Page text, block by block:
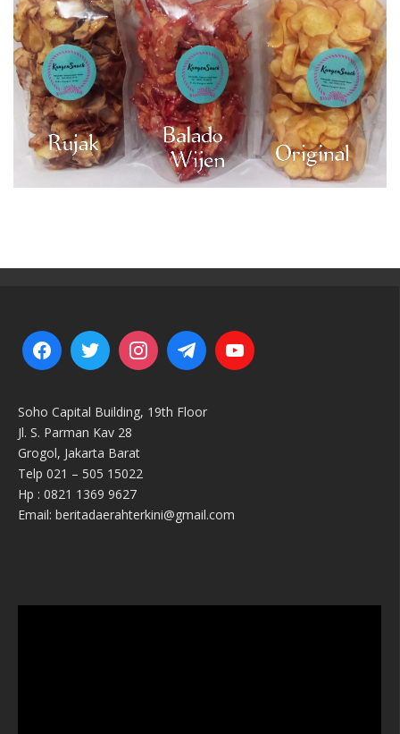
Soho Capital Building, 19th Floor
Jl. S. Parman Kav 28
Grogol, Jakarta Barat
Telp 021 – 505 15022
Hp : 0821 1369 9627
Email: beritadaerahterkini@gmail.com